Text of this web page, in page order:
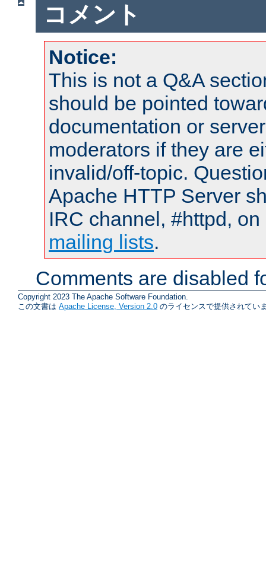
コメント
Notice:
This is not a Q&A
should be pointed
documentation or
moderators if they are
invalid/off-topic.
Apache HTTP Server
IRC channel, #httpd,
mailing lists.
Comments are disabled
Copyright 2023 The Apache Software Foundation.
この文書は Apache License, Version 2.0 のライセンスで提供されてい